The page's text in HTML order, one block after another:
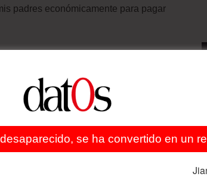
padres económicamente para pagar
y a mí me gusta igual, porque de
sacaba algún instrumento de los
buscaban. En el violín, yo agarraba
profesor de violín acá en Santa
ahí, pase y empezamos a practicar;
Vio que tenía interés, y
fui y ahora se más, quizá no soy
se ha convertido en un